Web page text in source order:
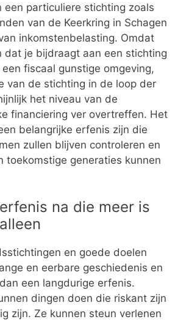
een particuliere stichting zoals
van de Keerkring in Schagen
inkomstenbelasting. Omdat
dat je bijdraagt aan een stichting
fiscaal gunstige omgeving,
van de stichting in de loop der
het niveau van de
financiering ver overtreffen. Het
belangrijke erfenis zijn die
zullen blijven controleren en
toekomstige generaties kunnen
na die meer is
en goede doelen
en eerbare geschiedenis en
een langdurige erfenis.
dingen doen die riskant zijn
zijn. Ze kunnen steun verlenen